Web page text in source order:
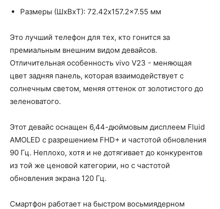
Размеры (ШxВxТ): 72.42x157.2x7.55 мм
Это лучший телефон для тех, кто гонится за
премиальным внешним видом девайсов.
Отличительная особенность vivo V23 - меняющая
цвет задняя панель, которая взаимодействует с
солнечным светом, меняя оттенок от золотистого до
зеленоватого.
Этот девайс оснащен 6,44-дюймовым дисплеем Fluid
AMOLED с разрешением FHD+ и частотой обновления
90 Гц. Неплохо, хотя и не дотягивает до конкурентов
из той же ценовой категории, но с частотой
обновления экрана 120 Гц.
Смартфон работает на быстром восьмиядерном